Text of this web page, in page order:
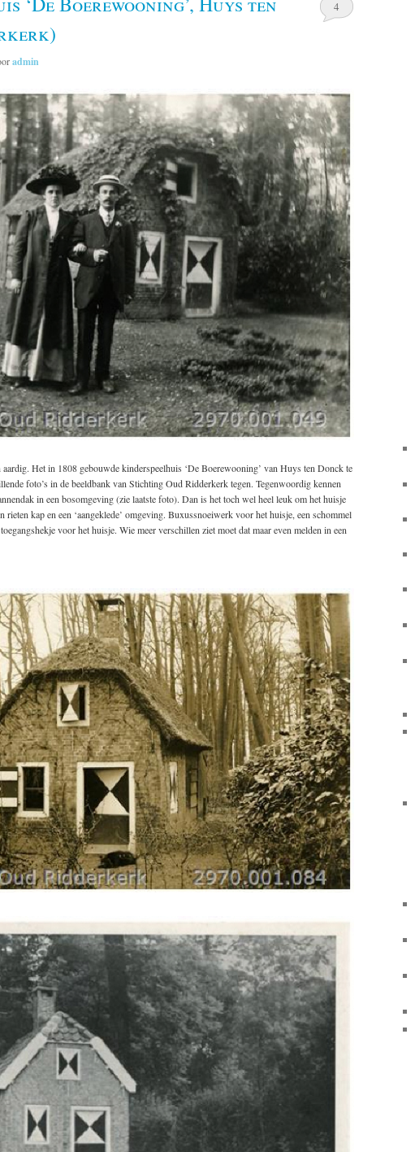
admin
4
Het in 1808 gebouwde kinderspeelhuis ‘De Boerewooning’ van Huys ten Donck te
foto’s in de beeldbank van Stichting Oud Ridderkerk tegen. Tegenwoordig kennen
in een bosomgeving (zie laatste foto). Dan is het toch wel heel leuk om het huisje
rieten kap en een ‘aangeklede’ omgeving. Buxussnoeiwerk voor het huisje, een schommel
voor het huisje. Wie meer verschillen ziet moet dat maar even melden in een